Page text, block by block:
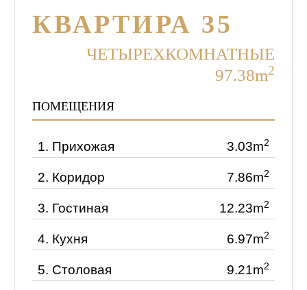
КВАРТИРА 35
ЧЕТЫРЕХКОМНАТНЫЕ
97.38m2
ПОМЕЩЕНИЯ
1. Прихожая 3.03m2
2. Коридор 7.86m2
3. Гостиная 12.23m2
4. Кухня 6.97m2
5. Столовая 9.21m2